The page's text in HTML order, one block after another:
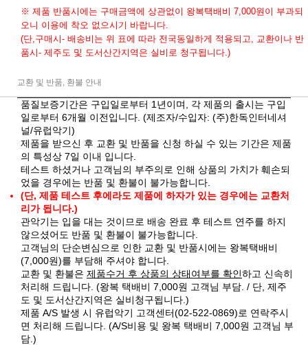
※ 제품 반품시에는 구매금액에 상관없이 왕복택배비 7,000원이 부과되
오니 이용에 착오 없으시기 바랍니다.
(단,구매시- 배송비는 위 표에 따라 전국동일하게 적용되고, 교환이나 반
품시- 제주도 및 도서산간지역은 실비로 청구됩니다.)
교환 및 반품, 환불 안내
품질보증기간은 구입일로부터 1년이며, 각 제품의 출시는 구입
일로부터 6개월 이전입니다. (제조자/수입자: (주)한독인터네셔
널/유럽악기)
제품을 받으신 후 교환 및 반품을 신청 하실 수 있는 기간은 제품
의 특성상 7일 이내 입니다.
테스트 하셨거나 고객님의 부주의로 인해 상품의 가치가 훼손되
었을 경우에는 반품 및 환불이 불가능합니다.
(단, 제품 테스트 후에라도 제품에 하자가 있는 경우에는 교환처
리가 됩니다.)
관악기는 입을 대는 것이므로 배송 완료 후 테스트 연주를 하지
않으셨어도 반품 및 환불이 불가능합니다.
고객님의 단순변심으로 인한 교환 및 반품시에는 왕복택배비
(7,000원)를 부담해 주셔야 합니다.
교환 및 환불은 제품수거 후 상품의 상태여부를 확인하고 신속히
처리해 드립니다. (왕복 택배비 7,000원 고객님 부담. / 단, 제주
도 및 도서산간지역은 실비청구됩니다.)
제품 A/S 발생 시 유럽악기 고객센터(02-522-0869)로 연락주시
면 처리해 드립니다. (A/S비용 및 왕복 택배비 7,000원 고객님 부
담.)